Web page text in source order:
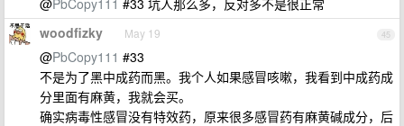
@PbCopy111 #33 坑人那么多，反对多不是很正常
45
woodfizky May 19
@PbCopy111 #33
不是为了黑中成药而黑。我个人如果感冒咳嗽，我看到中成药成
分里面有麻黄，我就会买。
确实病毒性感冒没有特效药，原来很多感冒药有麻黄碱成分，后